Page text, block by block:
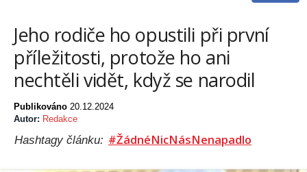
Jeho rodiče ho opustili při první
příležitosti, protože ho ani
nechtěli vidět, když se narodil
Publikováno 20.12.2024
Autor: Redakce
Hashtagy článku: #ŽádnéNicNásNenapadlo